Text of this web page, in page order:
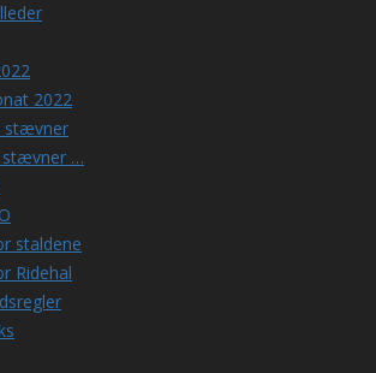
2022
stævner
…
staldene
Ridehal